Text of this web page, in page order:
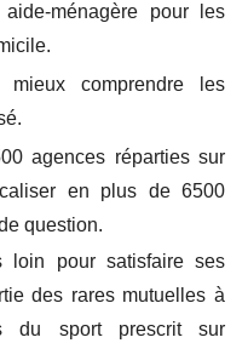
ménagère pour les
comprendre les
agences réparties sur
en plus de 6500
question.
loin pour satisfaire ses
des rares mutuelles à
du sport prescrit sur